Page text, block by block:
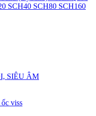
SCH40 SCH80 SCH160
SIÊU ÂM
viss